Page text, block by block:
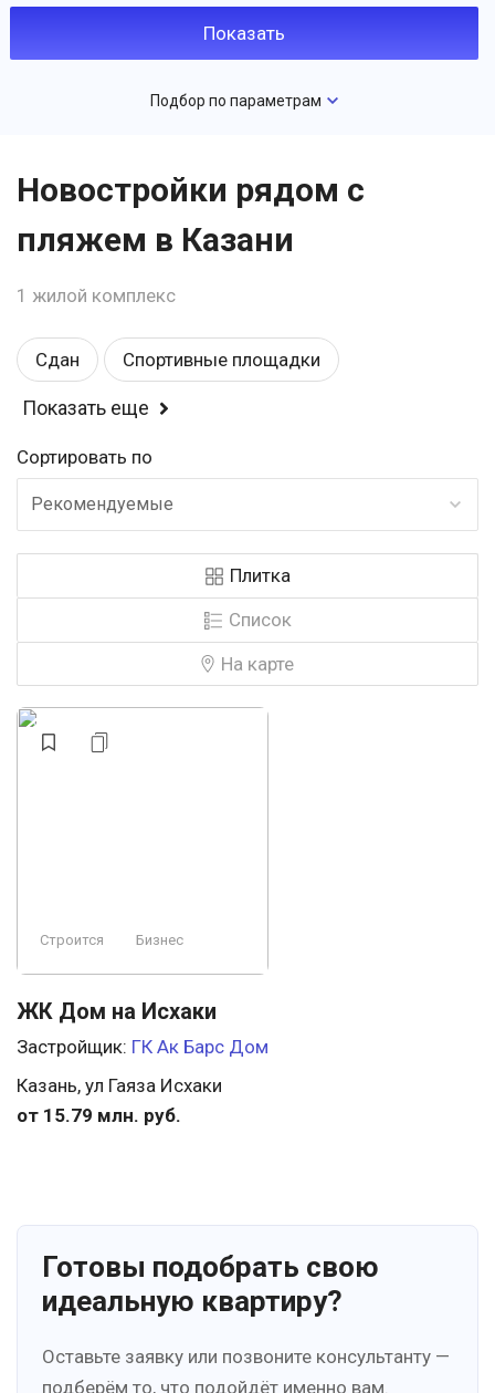
Подбор по параметрам
Новостройки рядом с
пляжем в Казани
1 жилой комплекс
Сдан Спортивные площадки
Балкон или лоджия
Магазины Комфорт Детский садик
Школа Закрытая территория Эконом
Возле метро
Панорамные окна Строится
Видеонаблюдение Бизнес
Премиум Заморожен
Показать еще
Сортировать по
Рекомендуемые
Плитка
Список
На карте
Строится Бизнес
ЖК Дом на Исхаки
Застройщик: ГК Ак Барс Дом
Казань, ул Гаяза Исхаки
от 15.79 млн. руб.
Готовы подобрать свою
идеальную квартиру?
Оставьте заявку или позвоните консультанту —
подберём то, что подойдёт именно вам.